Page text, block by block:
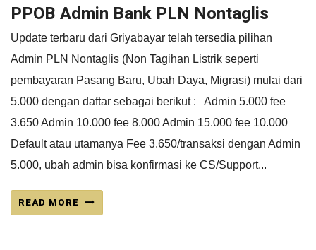
PPOB Admin Bank PLN Nontaglis
Update terbaru dari Griyabayar telah tersedia pilihan
Admin PLN Nontaglis (Non Tagihan Listrik seperti
pembayaran Pasang Baru, Ubah Daya, Migrasi) mulai dari
5.000 dengan daftar sebagai berikut : Admin 5.000 fee
3.650 Admin 10.000 fee 8.000 Admin 15.000 fee 10.000
Default atau utamanya Fee 3.650/transaksi dengan Admin
5.000, ubah admin bisa konfirmasi ke CS/Support...
READ MORE